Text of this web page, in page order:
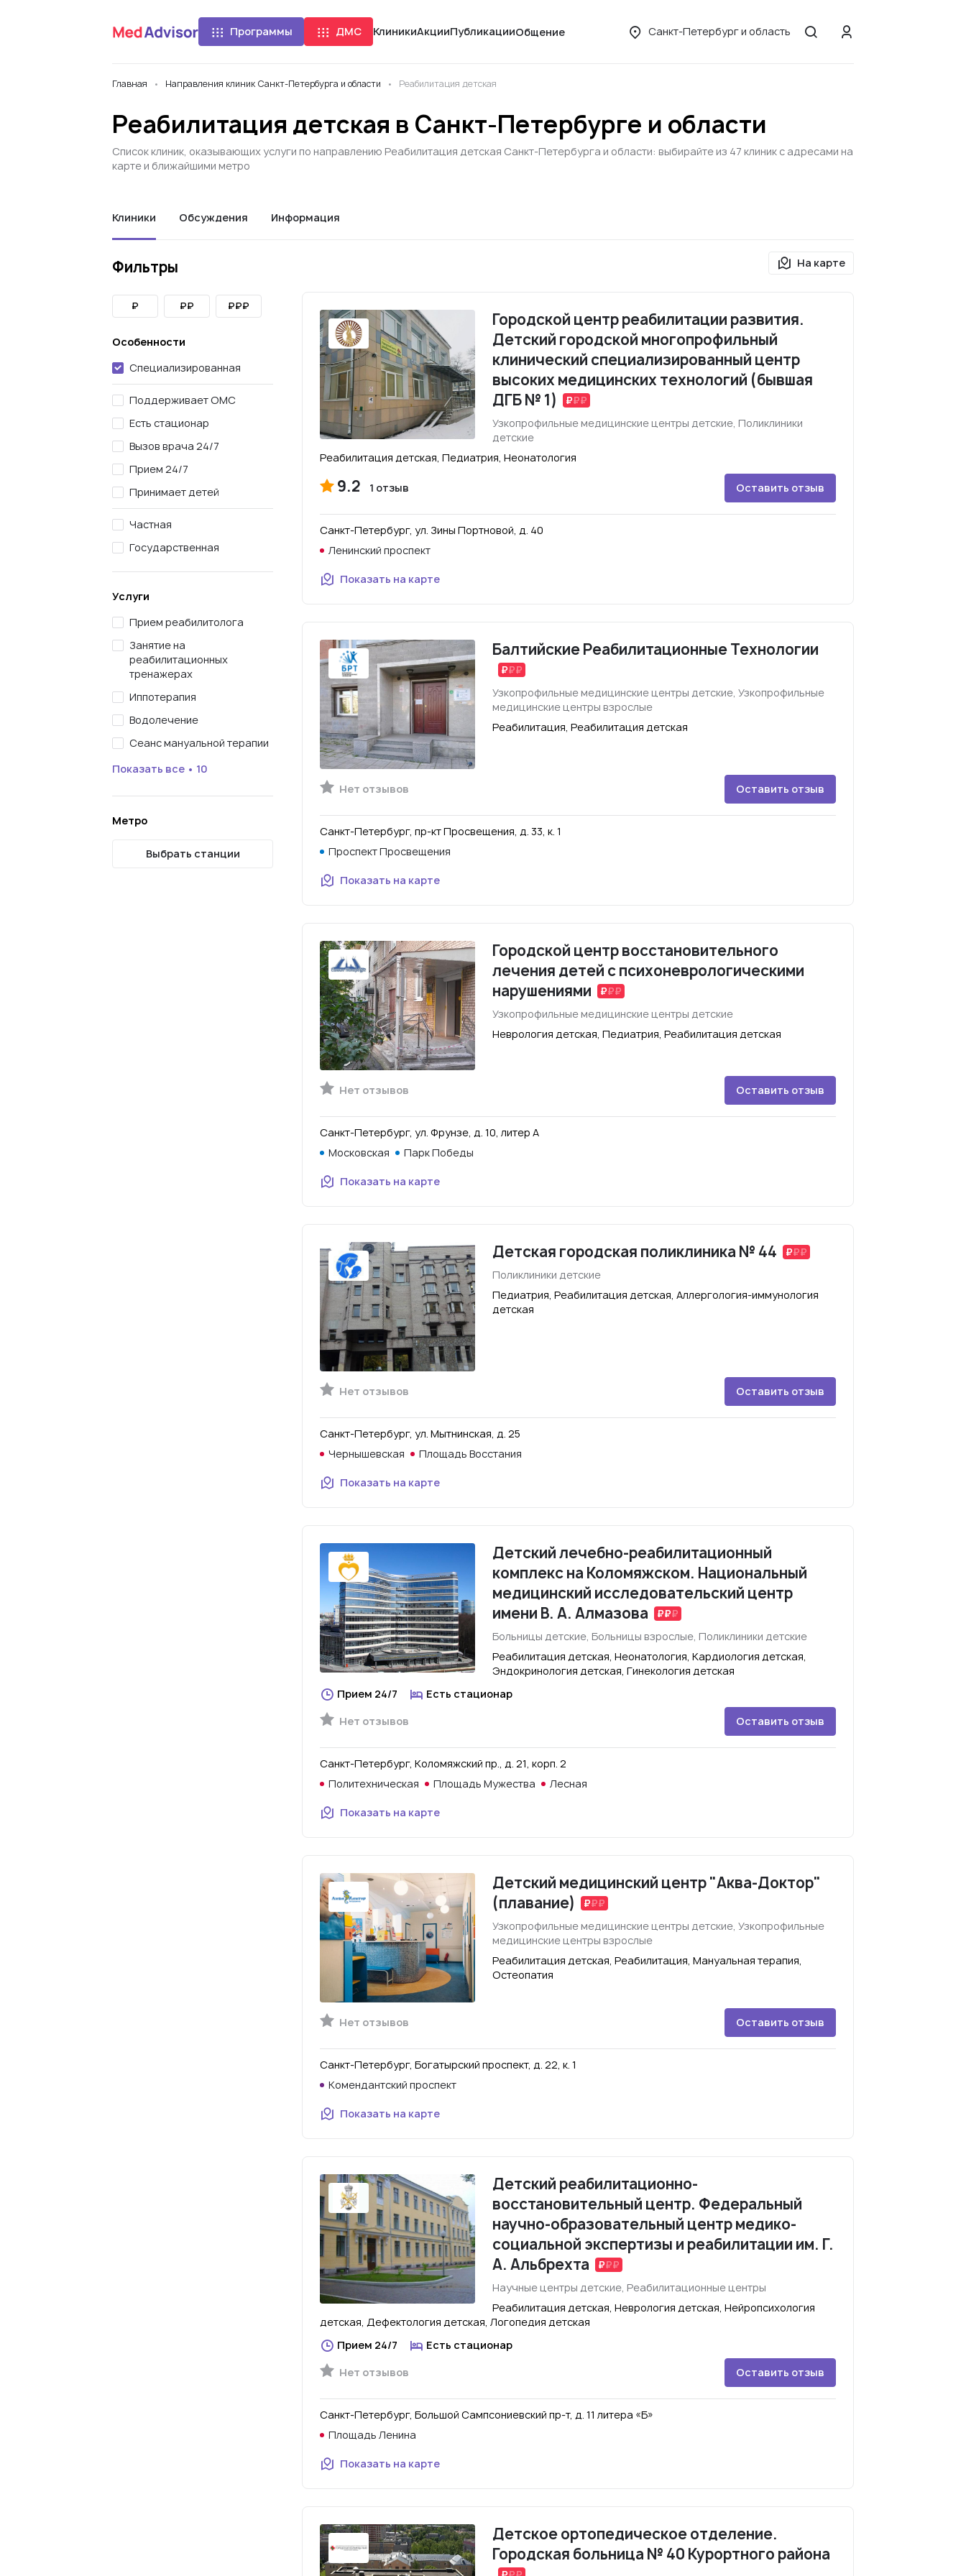
Программы ДМС КлиникиАкцииПубликацииОбщение Санкт-Петербург и область
Главная Направления клиник Санкт-Петербурга и области Реабилитация детская
Реабилитация детская в Санкт-Петербурге и области
Список клиник, оказывающих услуги по направлению Реабилитация детская Санкт-Петербурга и области: выбирайте из 47 клиник с адресами на
карте и ближайшими метро
Клиники Обсуждения Информация
Фильтры
₽ ₽₽ ₽₽₽
Особенности
Специализированная
Поддерживает ОМС
Есть стационар
Вызов врача 24/7
Прием 24/7
Принимает детей
Частная
Государственная
Услуги
Прием реабилитолога
Занятие на
реабилитационных
тренажерах
Иппотерапия
Водолечение
Сеанс мануальной терапии
Показать все • 10
Метро
Выбрать станции
На карте
Городской центр реабилитации развития.
Детский городской многопрофильный
клинический специализированный центр
высоких медицинских технологий (бывшая
ДГБ № 1)
Узкопрофильные медицинские центры детские, Поликлиники
детские
Реабилитация детская, Педиатрия, Неонатология
9.2 1 отзыв Оставить отзыв
Санкт-Петербург, ул. Зины Портновой, д. 40
Ленинский проспект
Показать на карте
Балтийские Реабилитационные Технологии
Узкопрофильные медицинские центры детские, Узкопрофильные
медицинские центры взрослые
Реабилитация, Реабилитация детская
Нет отзывов Оставить отзыв
Санкт-Петербург, пр-кт Просвещения, д. 33, к. 1
Проспект Просвещения
Показать на карте
Городской центр восстановительного
лечения детей с психоневрологическими
нарушениями
Узкопрофильные медицинские центры детские
Неврология детская, Педиатрия, Реабилитация детская
Нет отзывов Оставить отзыв
Санкт-Петербург, ул. Фрунзе, д. 10, литер А
Московская
Парк Победы
Показать на карте
Детская городская поликлиника № 44
Поликлиники детские
Педиатрия, Реабилитация детская, Аллергология-иммунология
детская
Нет отзывов Оставить отзыв
Санкт-Петербург, ул. Мытнинская, д. 25
Чернышевская
Площадь Восстания
Показать на карте
Детский лечебно-реабилитационный
комплекс на Коломяжском. Национальный
медицинский исследовательский центр
имени В. А. Алмазова
Больницы детские, Больницы взрослые, Поликлиники детские
Реабилитация детская, Неонатология, Кардиология детская,
Эндокринология детская, Гинекология детская
Прием 24/7
Есть стационар
Нет отзывов
Оставить отзыв
Санкт-Петербург, Коломяжский пр., д. 21, корп. 2
Политехническая
Площадь Мужества Лесная
Показать на карте
Детский медицинский центр "Аква-Доктор"
(плавание)
Узкопрофильные медицинские центры детские, Узкопрофильные
медицинские центры взрослые
Реабилитация детская, Реабилитация, Мануальная терапия,
Остеопатия
Нет отзывов Оставить отзыв
Санкт-Петербург, Богатырский проспект, д. 22, к. 1
Комендантский проспект
Показать на карте
Детский реабилитационно-
восстановительный центр. Федеральный
научно-образовательный центр медико-
социальной экспертизы и реабилитации им. Г.
А. Альбрехта
Научные центры детские, Реабилитационные центры
Реабилитация детская, Неврология детская, Нейропсихология
детская, Дефектология детская, Логопедия детская
Прием 24/7
Есть стационар
Нет отзывов
Оставить отзыв
Санкт-Петербург, Большой Сампсониевский пр-т, д. 11 литера «Б»
Площадь Ленина
Показать на карте
Детское ортопедическое отделение.
Городская больница № 40 Курортного района